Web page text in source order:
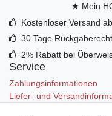
★ Mein
Kostenloser Versand
30 Tage Rückgaberecht
2% Rabatt bei
Service
Zahlungsinformationen
Liefer- und